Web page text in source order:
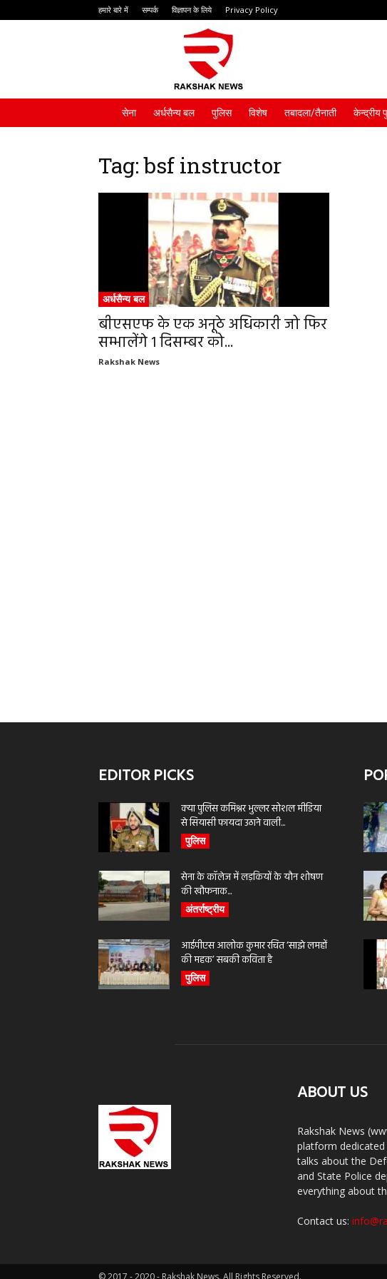
हमारे बारे में सम्पर्क विज्ञापन के लिये Privacy Policy
सेना अर्धसैन्य बल पुलिस विशेष तबादला/तैनाती केन्द्रीय
Tag: bsf instructor
अर्धसैन्य बल
बीएसएफ के एक अनूठे अधिकारी जो फिर
सम्भालेंगे 1 दिसम्बर को...
Rakshak News
EDITOR PICKS
क्या पुलिस कमिश्नर भुल्लर सोशल मीडिया
से सियासी फायदा उठाने वाली...
पुलिस
सेना के कॉलेज में लड़कियों के यौन शोषण
की खौफनाक...
अंतर्राष्ट्रीय
आईपीएस आलोक कुमार रचित ‘साझे लमहों
की महक’ सबकी कविता है
पुलिस
ABOUT US
Rakshak News
platform
talks about the
and State Police
everything about
Contact us:
© 2017 - 2020 - Rakshak News. All Rights Reserved.